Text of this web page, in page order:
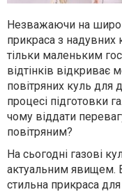
Незважаючи на
прикраса з
тільки маленьким
відтінків відкриває
повітряних куль для
процесі підготовки
чому віддати
повітряним?
На сьогодні газові
актуальним явищем.
стильна прикраса